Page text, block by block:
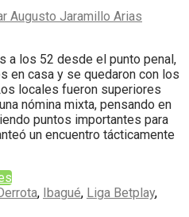
Augusto Jaramillo Arias
a los 52 desde el punto penal,
en casa y se quedaron con los
locales fueron superiores
nómina mixta, pensando en
puntos importantes para
un encuentro tácticamente
, Ibagué, Liga Betplay,